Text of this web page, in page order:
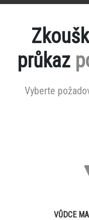
průkaz
Vyberte
VŮDCE